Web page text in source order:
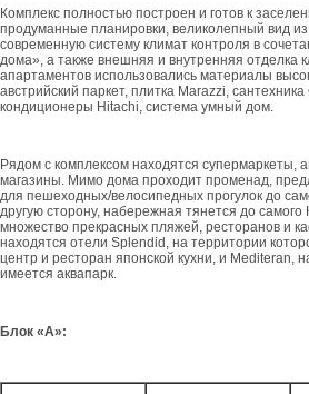
Комплекс полностью построен и готов к
продуманные планировки, великолепный вид
современную систему климат контроля в
дома», а также внешняя и внутренняя отделка
апартаментов использовались материалы
австрийский паркет, плитка Marazzi,
кондиционеры Hitachi, система умный дом.
Рядом с комплексом находятся супермаркеты,
магазины. Мимо дома проходит променад,
для пешеходных/велосипедных прогулок до
другую сторону, набережная тянется до самого
множество прекрасных пляжей, ресторанов и
находятся отели Splendid, на территории
центр и ресторан японской кухни, и Mediteran,
имеется аквапарк.
Блок «А»: